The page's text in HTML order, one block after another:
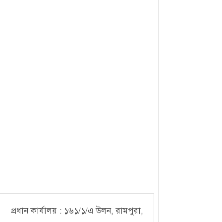
প্রধান কার্যালয় : ১৬১/১/এ উলন, রামপুরা,